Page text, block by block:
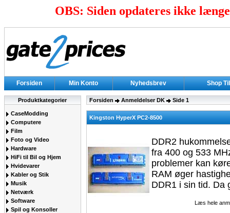
OBS: Siden opdateres ikke
Forsiden Min Konto Nyhedsbrev Shop
Produktkategorier
CaseModding
Computere
Film
Foto og Video
Hardware
HiFi til Bil og Hjem
Hvidevarer
Kabler og Stik
Musik
Netværk
Software
Spil og Konsoller
Forsiden Anmeldelser DK Side 1
Kingston HyperX PC2-8500
DDR2
fra 400 og 533
problemer kan
RAM øger
DDR1 i sin tid. Da
Læs hele